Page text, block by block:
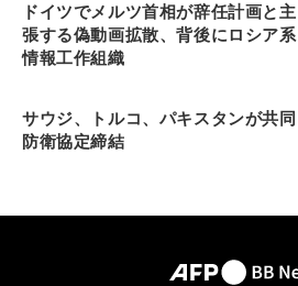
ドイツでメルツ首相が辞任計画と主
張する偽動画拡散、背後にロシア系
情報工作組織
サウジ、トルコ、パキスタンが共同
防衛協定締結